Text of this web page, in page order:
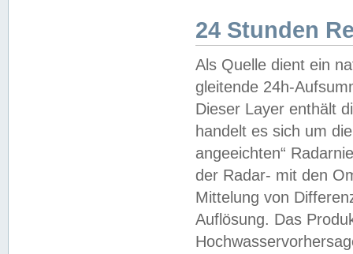
24 Stunden
Als Quelle dient ein
gleitende 24h-
Dieser Layer enthält
handelt es sich um
angeeichten“
der Radar- mit den
Mittelung von
Auflösung. Das